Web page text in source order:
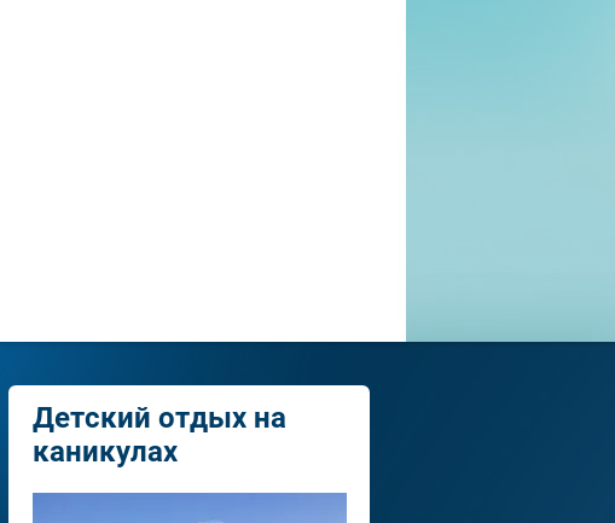
Детский отдых на
каникулах